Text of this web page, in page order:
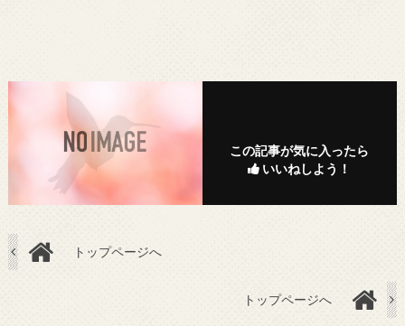
この記事が気に入ったら
いいねしよう！
トップページへ
トップページへ